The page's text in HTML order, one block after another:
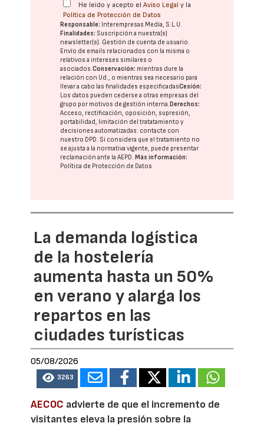
He leído y acepto elAviso Legal y la
Política de Protección de Datos
Responsable: Interempresas Media, S.L.U.
Finalidades: Suscripción a nuestra(s)
newsletter(s). Gestión de cuenta de usuario.
Envío de emails relacionados con la misma o
relativos a intereses similares o
asociados.Conservación: mientras dure la
relación con Ud., o mientras sea necesario para
llevar a cabo las finalidades especificadasCesión:
Los datos pueden cederse a otras empresas del
grupo por motivos de gestión interna. Derechos:
Acceso, rectificación, oposición, supresión,
portabilidad, limitación del tratatamiento y
decisiones automatizadas: contacte con
nuestro DPD. Si considera que el tratamiento no
se ajusta a la normativa vigente, puede presentar
reclamación ante laAEPD. Más información:
Política de Protección de Datos
La demanda logística
de la hostelería
aumenta hasta un 50%
en verano y alarga los
repartos en las
ciudades turísticas
05/08/2026
3263
AECOC advierte de que el incremento de
visitantes eleva la presión sobre la